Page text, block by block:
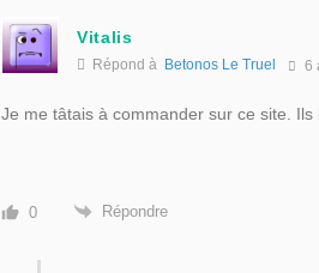
Vitalis
Répond à Betonos Le Truel 6
Je me tâtais à commander sur ce site.
0 Répondre